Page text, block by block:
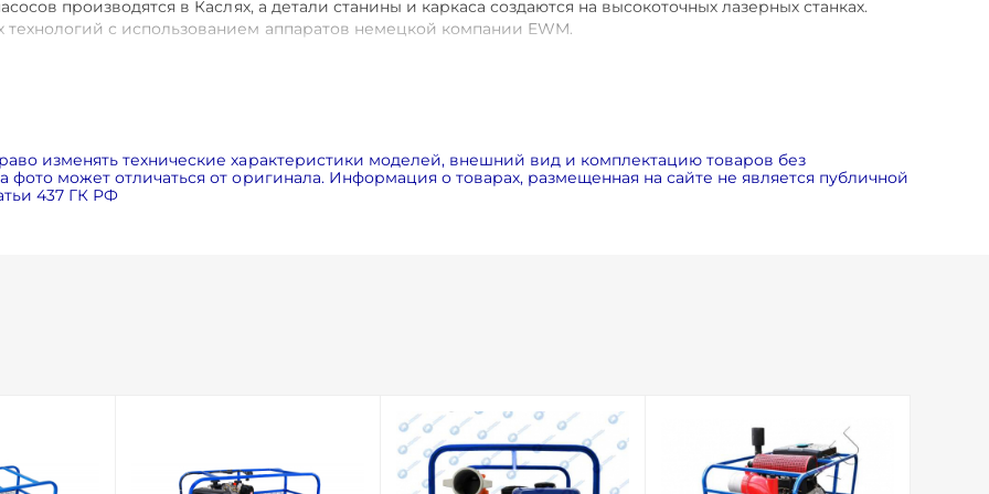
производятся в Каслях, а детали станины и каркаса создаются на высокоточных лазерных станках.
с использованием аппаратов немецкой компании EWM.
стали или чугуна (базовая модель).
R13)
YANMAR и др.)
изменять технические характеристики моделей, внешний вид и комплектацию товаров без
может отличаться от оригинала. Информация о товарах, размещенная на сайте не является публичной
437 ГК РФ